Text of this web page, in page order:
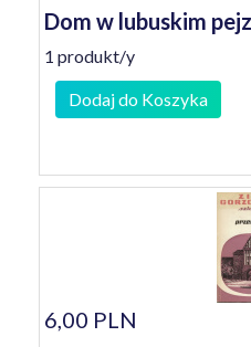
Dom w lubuskim
1 produkt/y
Dodaj do Koszyka
6,00 PLN